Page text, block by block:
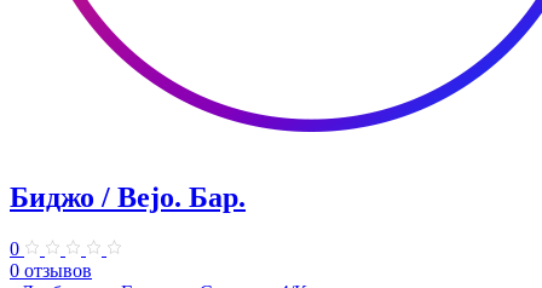
Биджо / Bejo. ​Бар.
0
0 отзывов